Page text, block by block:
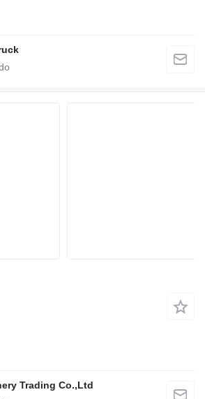
Trading Co.,Ltd